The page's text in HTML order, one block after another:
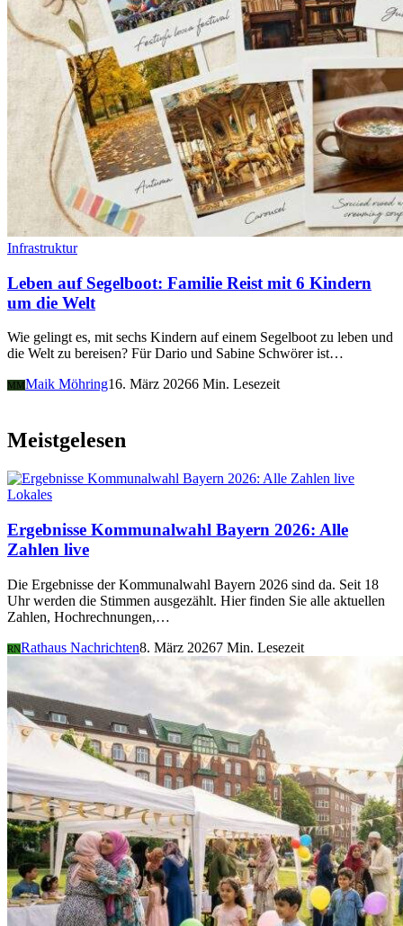
Infrastruktur
Leben auf Segelboot: Familie Reist mit 6 Kindern
um die Welt
Wie gelingt es, mit sechs Kindern auf einem Segelboot zu leben und
die Welt zu bereisen? Für Dario und Sabine Schwörer ist…
MM Maik Möhring16. März 20266 Min. Lesezeit
Meistgelesen
Lokales
Ergebnisse Kommunalwahl Bayern 2026: Alle
Zahlen live
Die Ergebnisse der Kommunalwahl Bayern 2026 sind da. Seit 18
Uhr werden die Stimmen ausgezählt. Hier finden Sie alle aktuellen
Zahlen, Hochrechnungen,…
RNRathaus Nachrichten8. März 20267 Min. Lesezeit